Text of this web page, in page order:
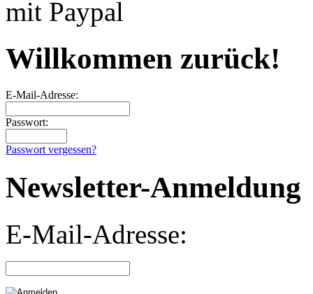
Willkommen zurück!
E-Mail-Adresse:
Passwort:
Passwort vergessen?
Newsletter-Anmeldung
E-Mail-Adresse: